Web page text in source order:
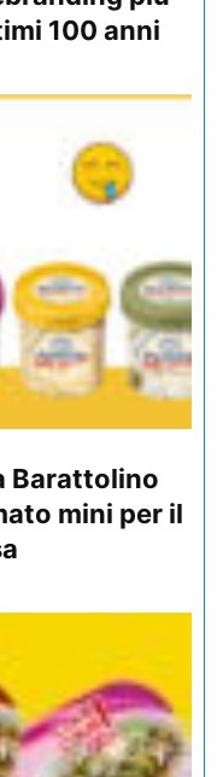
100 anni
Barattolino
mini per il